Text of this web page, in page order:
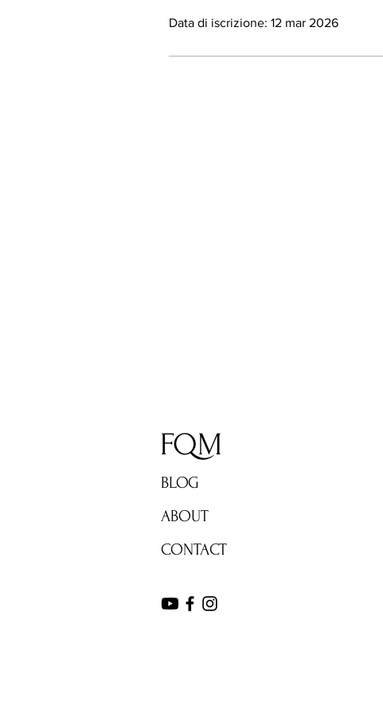
Data di iscrizione: 12 mar 2026
FQM
BLOG
ABOUT
CONTACT